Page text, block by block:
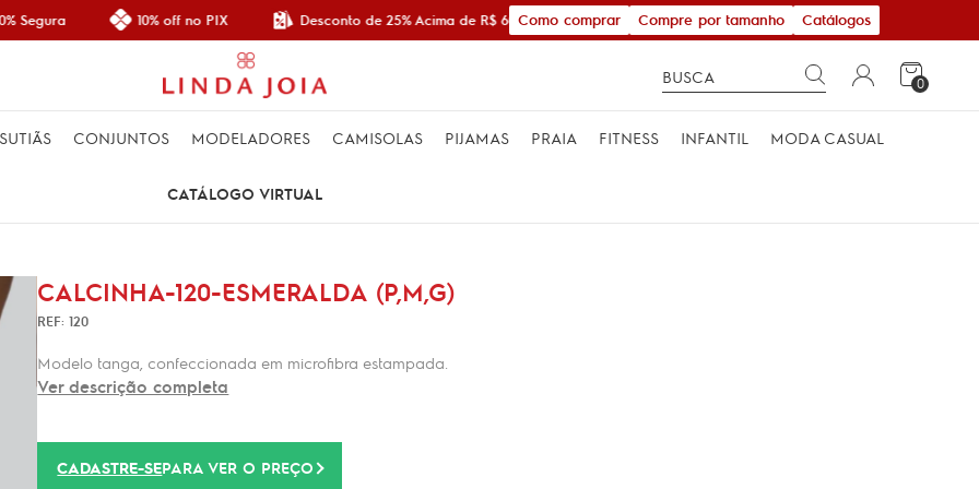
Segura 10% off no PIX Desconto de 25% Acima de R$ 600,00Como comprar Compre por tamanho Catálogos
0
SUTIÃS CONJUNTOS MODELADORES CAMISOLAS PIJAMAS PRAIA FITNESS INFANTIL MODA CASUAL
CATÁLOGO VIRTUAL
CALCINHA-120-ESMERALDA (P,M,G)
REF: 120
Modelo tanga, confeccionada em microfibra estampada.
Ver descrição completa
CADASTRE-SEPARA VER O PREÇO